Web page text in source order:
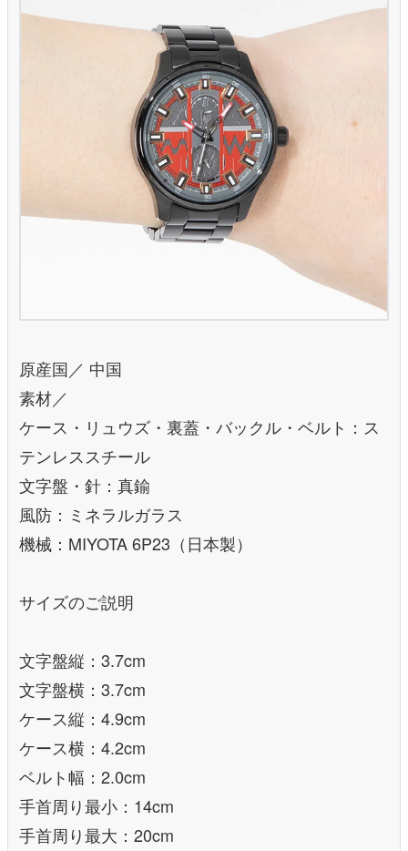
原産国／ 中国
素材／
ケース・リュウズ・裏蓋・バックル・ベルト：ス
テンレススチール
文字盤・針：真鍮
風防：ミネラルガラス
機械：MIYOTA 6P23（日本製）
サイズのご説明
文字盤縦：3.7cm
文字盤横：3.7cm
ケース縦：4.9cm
ケース横：4.2cm
ベルト幅：2.0cm
手首周り最小：14cm
手首周り最大：20cm